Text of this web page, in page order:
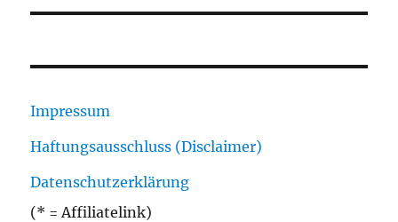
Impressum
Haftungsausschluss (Disclaimer)
Datenschutzerklärung
(* = Affiliatelink)